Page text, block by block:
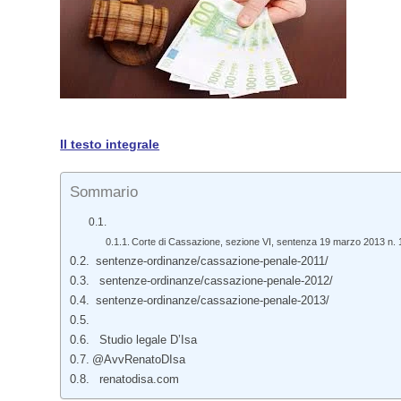
Il testo integrale
Sommario
Corte di Cassazione, sezione VI, sentenza 19 marzo 2013 n.
sentenze-ordinanze/cassazione-penale-2011/
sentenze-ordinanze/cassazione-penale-2012/
sentenze-ordinanze/cassazione-penale-2013/
Studio legale D’Isa
@AvvRenatoDIsa
renatodisa.com